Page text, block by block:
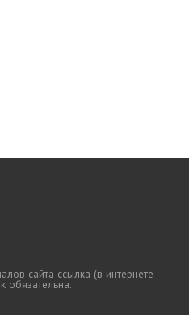
сайта ссылка (в интернете —
обязательна.